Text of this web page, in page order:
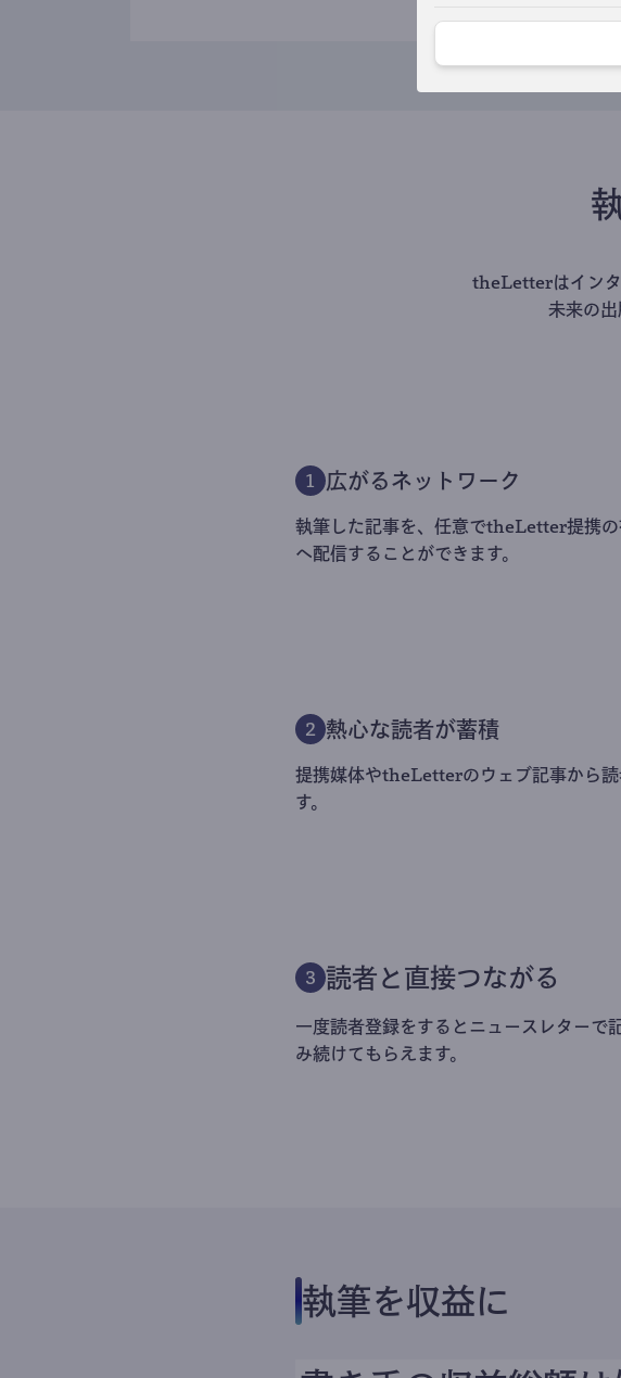
theLetterはインタ
未来の出
1 広がるネットワーク
執筆した記事を、任意でtheLetter提携の
へ配信することができます。
2 熱心な読者が蓄積
提携媒体やtheLetterのウェブ記事から読
す。
3 読者と直接つながる
一度読者登録をするとニュースレターで
み続けてもらえます。
執筆を収益に